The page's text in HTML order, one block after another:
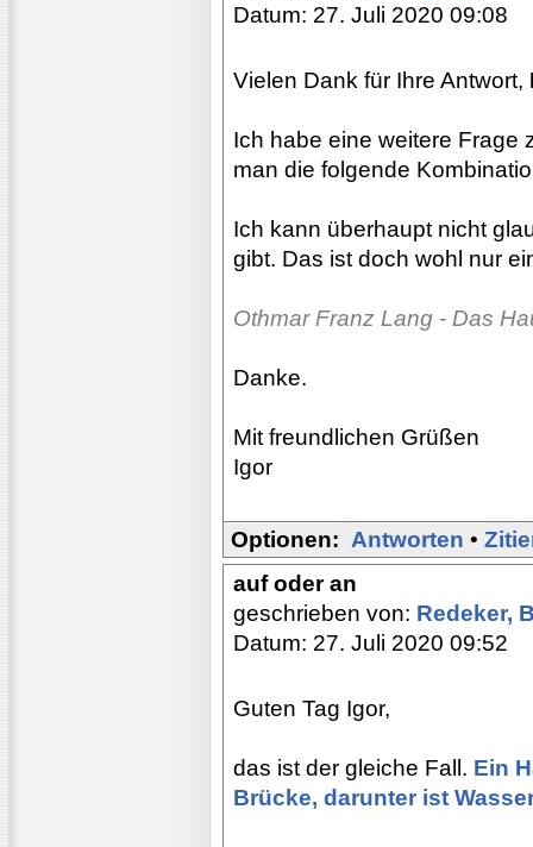
Datum: 27. Juli 2020 09:08
Vielen Dank für Ihre Antwort,
Ich habe eine weitere Frage
man die folgende
Ich kann überhaupt nicht
gibt. Das ist doch wohl nur
Othmar Franz Lang - Das
Danke.
Mit freundlichen Grüßen
Igor
Optionen: Antworten •
auf oder an
geschrieben von: Redeker,
Datum: 27. Juli 2020 09:52
Guten Tag Igor,
das ist der gleiche Fall. Ein
Brücke, darunter ist